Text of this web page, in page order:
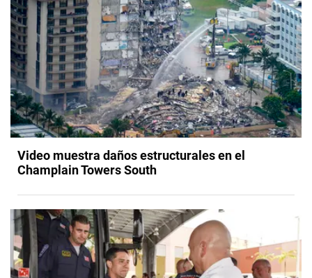
Video muestra daños estructurales en el
Champlain Towers South